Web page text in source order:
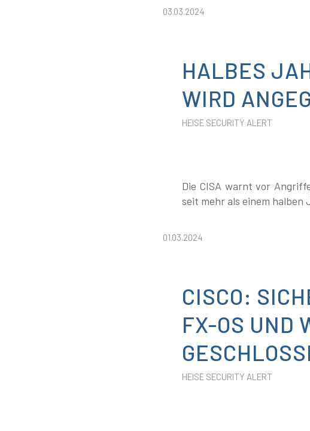
03.03.2024
HALBES
WIRD
HEISE SECURITY ALERT
Die CISA warnt vor
seit mehr als einem halben
01.03.2024
CISCO:
FX-OS UND
HEISE SECURITY ALERT